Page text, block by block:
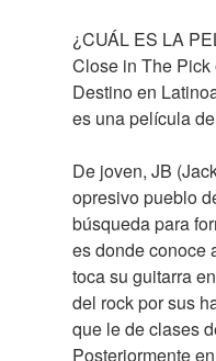
¿CUÁL ES LA
Close in The
Destino en
es una película
De joven, JB
opresivo pueblo
búsqueda para
es donde conoce
toca su guitarra
del rock por sus
que le de clases
Posteriormente